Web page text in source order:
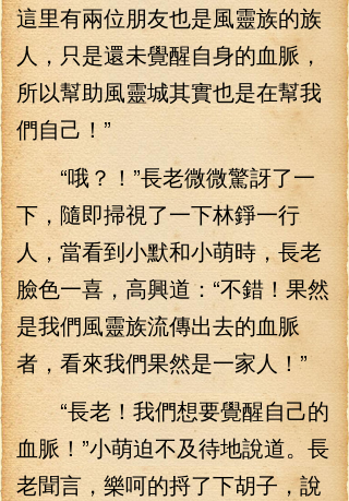
這里有兩位朋友也是風靈族的族
人，只是還未覺醒自身的血脈，
所以幫助風靈城其實也是在幫我
們自己！”
“哦？！”長老微微驚訝了一
下，隨即掃視了一下林錚一行
人，當看到小默和小萌時，長老
臉色一喜，高興道：“不錯！果然
是我們風靈族流傳出去的血脈
者，看來我們果然是一家人！”
“長老！我們想要覺醒自己的
血脈！”小萌迫不及待地說道。長
老聞言，樂呵的捋了下胡子，說